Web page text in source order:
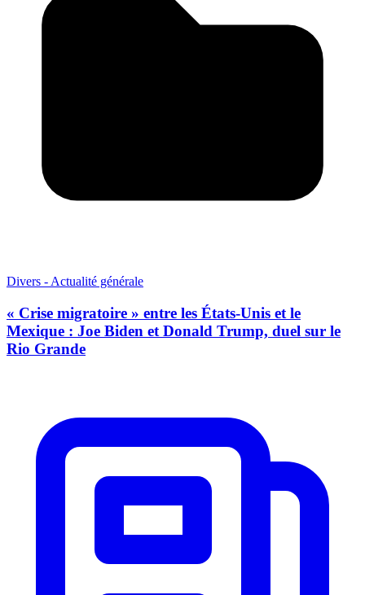
Divers - Actualité générale
« Crise migratoire » entre les États-Unis et le
Mexique : Joe Biden et Donald Trump, duel sur le
Rio Grande